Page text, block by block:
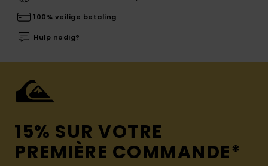
100% veilige betaling
Hulp nodig?
15% SUR VOTRE
PREMIÈRE COMMANDE*